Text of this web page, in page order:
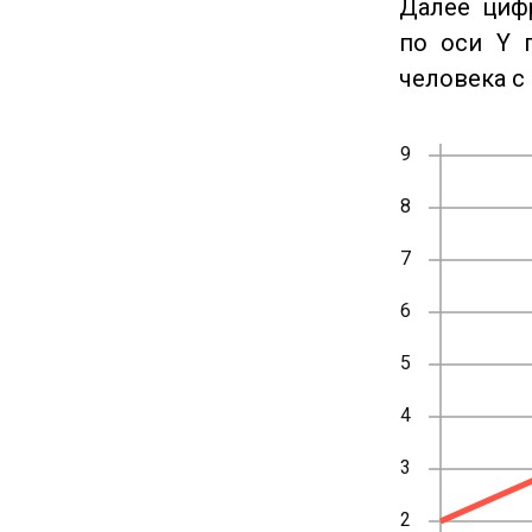
Далее
по оси Y
человека